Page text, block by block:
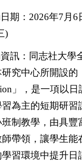
期： 2026年7 月 6
)
資訊：同志社大學
研究中心所開設的
」，是一項以
為主的短期研習
制教學，由具豐
師帶領，讓學生能
習環境中提升日